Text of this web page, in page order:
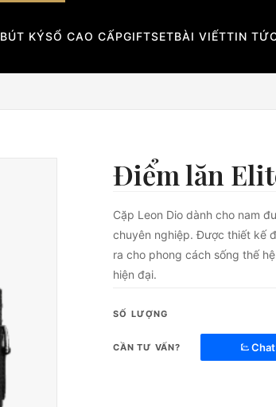
BÚT KÝSỔ CAO CẤPGIFTSETBÀI VIẾTTIN
Điểm lăn
Cặp Leon Dio dành cho nam
chuyên nghiệp. Được thiết kế
ra cho phong cách sống thế
hiện đại.
SỐ LƯỢNG
CẦN TƯ VẤN?